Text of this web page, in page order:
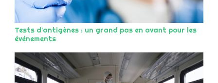
Tests d'antigènes : un grand pas en avant pour les
événements